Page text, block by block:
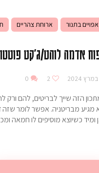
אפויים בתנור ארוחת צהריים
אדמה לוהט/ג'קט פוטטו
2
0
הזה שייך לבריטים, להם ורק
מגיע מבריטניה. אפשר לומר
ומיד כשיוצא מוסיפים לו חמאה